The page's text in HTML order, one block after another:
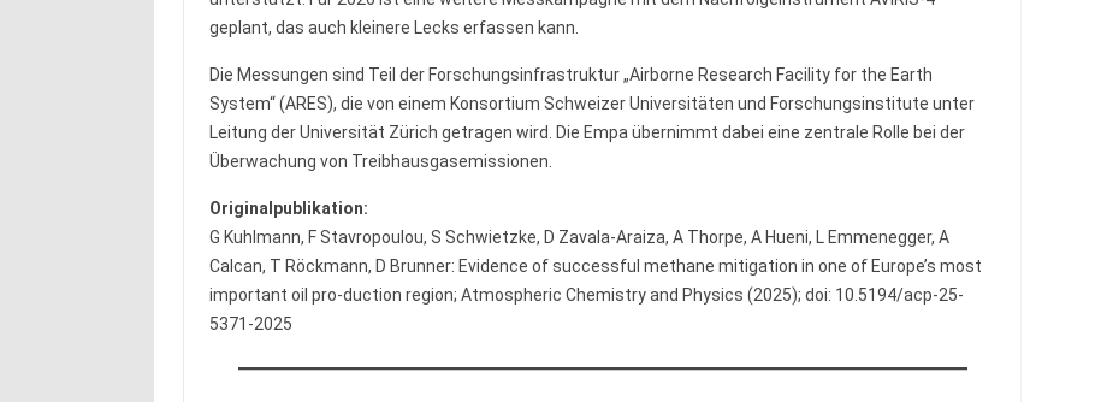
geplant, das auch kleinere Lecks erfassen kann.
Die Messungen sind Teil der Forschungsinfrastruktur „Airborne Research Facility for the Earth
System“ (ARES), die von einem Konsortium Schweizer Universitäten und Forschungsinstitute unter
Leitung der Universität Zürich getragen wird. Die Empa übernimmt dabei eine zentrale Rolle bei der
Überwachung von Treibhausgasemissionen.
Originalpublikation:
G Kuhlmann, F Stavropoulou, S Schwietzke, D Zavala-Araiza, A Thorpe, A Hueni, L Emmenegger, A
Calcan, T Röckmann, D Brunner: Evidence of successful methane mitigation in one of Europe’s most
important oil pro-duction region; Atmospheric Chemistry and Physics (2025); doi: 10.5194/acp-25-
5371-2025